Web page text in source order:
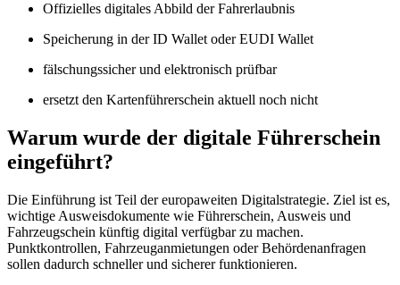
Offizielles digitales Abbild der Fahrerlaubnis
Speicherung in der ID Wallet oder EUDI Wallet
fälschungssicher und elektronisch prüfbar
ersetzt den Kartenführerschein aktuell noch nicht
Warum wurde der digitale Führerschein
eingeführt?
Die Einführung ist Teil der europaweiten Digitalstrategie. Ziel ist es,
wichtige Ausweisdokumente wie Führerschein, Ausweis und
Fahrzeugschein künftig digital verfügbar zu machen.
Punktkontrollen, Fahrzeuganmietungen oder Behördenanfragen
sollen dadurch schneller und sicherer funktionieren.